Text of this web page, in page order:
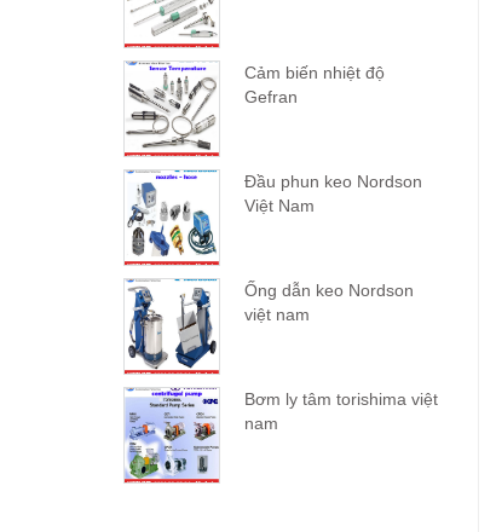
Cảm biến nhiệt độ
Gefran
Đầu phun keo Nordson
Việt Nam
Ống dẫn keo Nordson
việt nam
Bơm ly tâm torishima việt
nam